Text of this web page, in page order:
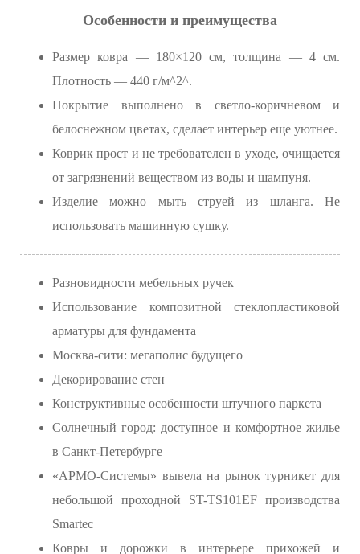
Особенности и преимущества
Размер ковра — 180×120 см, толщина — 4 см.
Плотность — 440 г/м^2^.
Покрытие выполнено в светло-коричневом и
белоснежном цветах, сделает интерьер еще уютнее.
Коврик прост и не требователен в уходе, очищается
от загрязнений веществом из воды и шампуня.
Изделие можно мыть струей из шланга. Не
использовать машинную сушку.
Разновидности мебельных ручек
Использование композитной стеклопластиковой
арматуры для фундамента
Москва-сити: мегаполис будущего
Декорирование стен
Конструктивные особенности штучного паркета
Солнечный город: доступное и комфортное жилье
в Санкт-Петербурге
«АРМО-Системы» вывела на рынок турникет для
небольшой проходной ST-TS101EF производства
Smartec
Ковры и дорожки в интерьере прихожей и